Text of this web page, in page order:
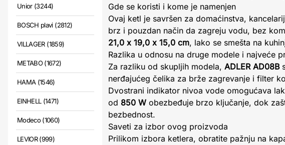
Unior (3244)
BOSCH plavi (2812)
VILLAGER (1859)
METABO (1672)
HAMA (1546)
EINHELL (1471)
Modeco (1060)
LEVIOR (999)
Gde se koristi i kome je namenjen
Ovaj ketl je savršen za domaćinstva,
brz i pouzdan način da zagreju vodu, bez
21,0 x 19,0 x 15,0 cm, lako se smešta na
Razlika u odnosu na druge modele i najveće
Za razliku od skupljih modela, ADLER AD08B
nerđajućeg čelika za brže zagrevanje i filter
Dvostrani indikator nivoa vode omogućava
od 850 W obezbeđuje brzo ključanje, dok
bezbednost.
Saveti za izbor ovog proizvoda
Prilikom izbora ketlera, obratite pažnju na